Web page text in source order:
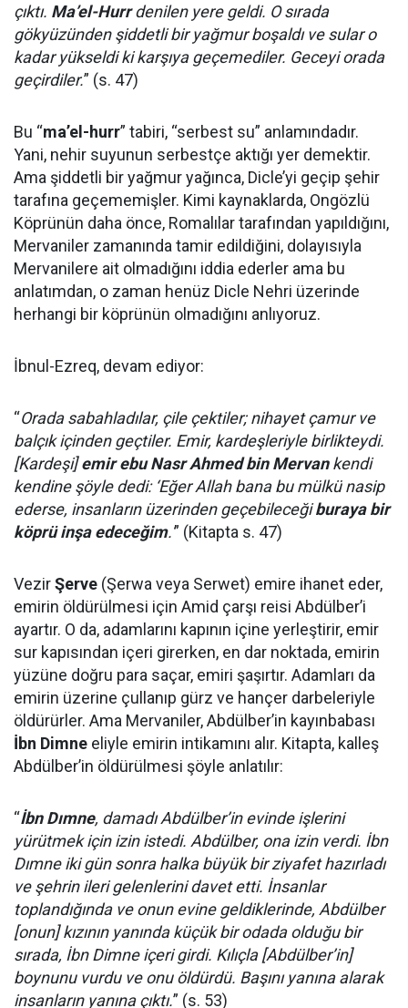
çıktı. Ma’el-Hurrdenilen yere geldi. O sırada
gökyüzünden şiddetli bir yağmur boşaldı ve sular o
kadar yükseldi ki karşıya geçemediler. Geceyi orada
geçirdiler.” (s. 47)
Bu “ma’el-hurr” tabiri, “serbest su” anlamındadır.
Yani, nehir suyunun serbestçe aktığı yer demektir.
Ama şiddetli bir yağmur yağınca, Dicle’yi geçip şehir
tarafına geçememişler. Kimi kaynaklarda, Ongözlü
Köprünün daha önce, Romalılar tarafından yapıldığını,
Mervaniler zamanında tamir edildiğini, dolayısıyla
Mervanilere ait olmadığını iddia ederler ama bu
anlatımdan, o zaman henüz Dicle Nehri üzerinde
herhangi bir köprünün olmadığını anlıyoruz.
İbnul-Ezreq, devam ediyor:
“Orada sabahladılar, çile çektiler; nihayet çamur ve
balçık içinden geçtiler. Emir, kardeşleriyle birlikteydi.
[Kardeşi]emir ebu Nasr Ahmed bin Mervankendi
kendine şöyle dedi: ‘Eğer Allah bana bu mülkü nasip
ederse, insanların üzerinden geçebileceğiburaya bir
köprü inşa edeceğim.'” (Kitapta s. 47)
VezirŞerve (Şerwa veya Serwet) emire ihanet eder,
emirin öldürülmesi için Amid çarşı reisi Abdülber’i
ayartır. O da, adamlarını kapının içine yerleştirir, emir
sur kapısından içeri girerken, en dar noktada, emirin
yüzüne doğru para saçar, emiri şaşırtır. Adamları da
emirin üzerine çullanıp gürz ve hançer darbeleriyle
öldürürler. Ama Mervaniler, Abdülber’in kayınbabası
İbn Dimne eliyle emirin intikamını alır. Kitapta, kalleş
Abdülber’in öldürülmesi şöyle anlatılır:
“İbn Dımne, damadı Abdülber’in evinde işlerini
yürütmek için izin istedi. Abdülber, ona izin verdi. İbn
Dımne iki gün sonra halka büyük bir ziyafet hazırladı
ve şehrin ileri gelenlerini davet etti. İnsanlar
toplandığında ve onun evine geldiklerinde, Abdülber
[onun] kızının yanında küçük bir odada olduğu bir
sırada, İbn Dimne içeri girdi. Kılıçla [Abdülber’in]
boynunu vurdu ve onu öldürdü. Başını yanına alarak
insanların yanına çıktı.” (s. 53)